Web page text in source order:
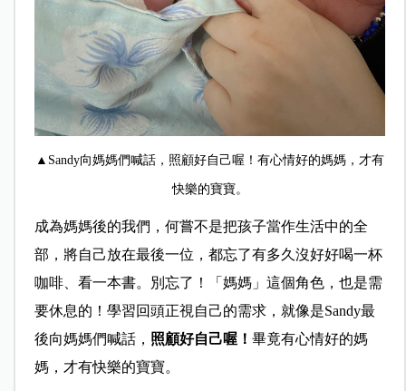
▲Sandy向媽媽們喊話，照顧好自己喔！有心情好的媽媽，才有
快樂的寶寶。
成為媽媽後的我們，何嘗不是把孩子當作生活中的全
部，將自己放在最後一位，都忘了有多久沒好好喝一杯
咖啡、看一本書。別忘了！「媽媽」這個角色，也是需
要休息的！學習回頭正視自己的需求，就像是Sandy最
後向媽媽們喊話， 照顧好自己喔！ 畢竟有心情好的媽
媽，才有快樂的寶寶。